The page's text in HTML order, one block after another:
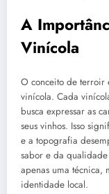
A
Vinícola
O conceito de terroir
vinícola. Cada
busca expressar as
seus vinhos. Isso
e a topografia
sabor e da
apenas uma técnica,
identidade local.